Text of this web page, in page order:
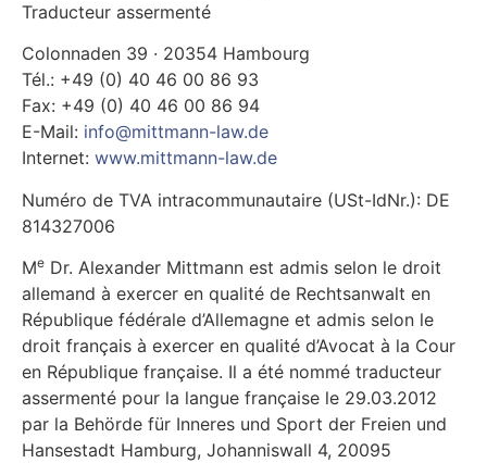
Traducteur assermenté
Colonnaden 39 · 20354 Hambourg
Tél.: +49 (0) 40 46 00 86 93
Fax: +49 (0) 40 46 00 86 94
E-Mail: info@mittmann-law.de
Internet: www.mittmann-law.de
Numéro de TVA intracommunautaire (USt-IdNr.): DE
814327006
Me Dr. Alexander Mittmann est admis selon le droit
allemand à exercer en qualité de Rechtsanwalt en
République fédérale d’Allemagne et admis selon le
droit français à exercer en qualité d’Avocat à la Cour
en République française. Il a été nommé traducteur
assermenté pour la langue française le 29.03.2012
par la Behörde für Inneres und Sport der Freien und
Hansestadt Hamburg, Johanniswall 4, 20095